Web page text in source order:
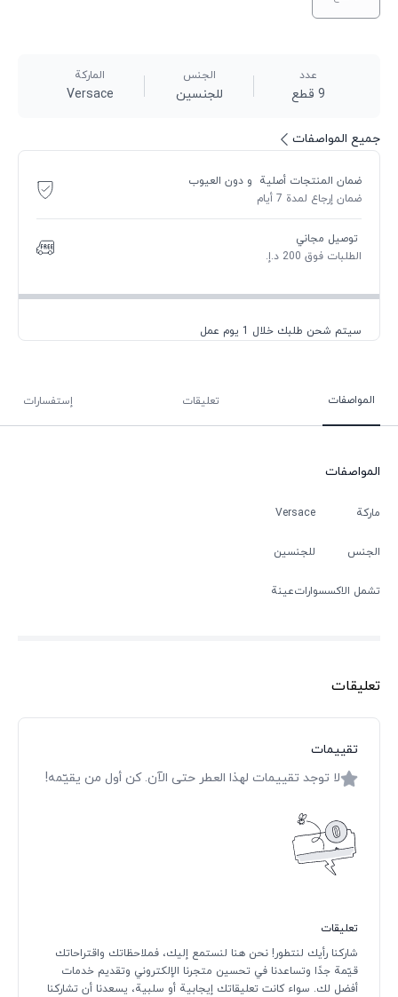
عدد
9 قطع
الجنس
للجنسين
الماركة
Versace
جميع المواصفات
ضمان المنتجات أصلية و دون العيوب
ضمان إرجاع لمدة 7 أيام
توصيل مجاني
الطلبات فوق 200 د.إ.
سيتم شحن طلبك خلال 1 يوم عمل
المواصفات تعليقات إستفسارات
المواصفات
ماركة Versace
الجنس للجنسين
تشمل الاكسسواراتعينة
تعليقات
تقييمات
لا توجد تقييمات لهذا العطر حتى الآن. كن أول من يقيّمه!
تعليقات
شاركنا رأيك لنتطور! نحن هنا لنستمع إليك، فملاحظاتك واقتراحاتك
قيّمة جدًا وتساعدنا في تحسين متجرنا الإلكتروني وتقديم خدمات
أفضل لك. سواء كانت تعليقاتك إيجابية أو سلبية، يسعدنا أن تشاركنا